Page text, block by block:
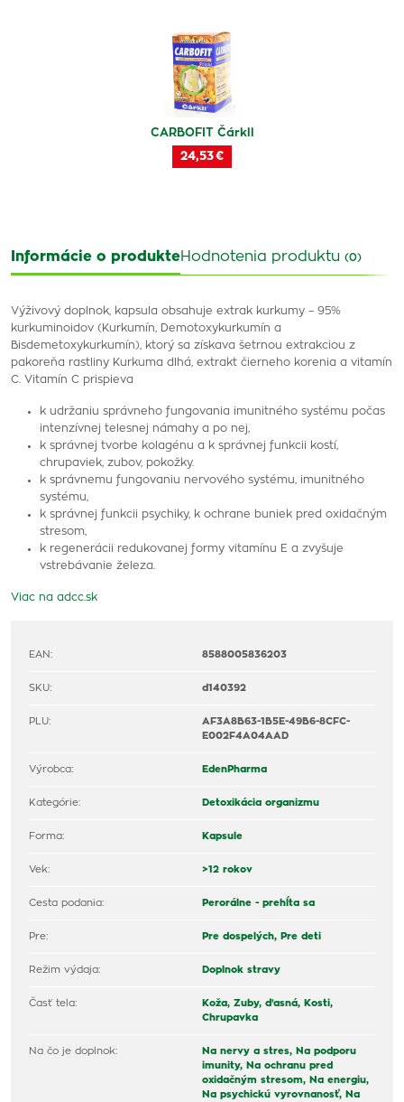
CARBOFIT Čárkll
24,53 €
Informácie o produkteHodnotenia produktu (0)
Výživový doplnok, kapsula obsahuje extrak kurkumy – 95%
kurkuminoidov (Kurkumín, Demotoxykurkumín a
Bisdemetoxykurkumín), ktorý sa získava šetrnou extrakciou z
pakoreňa rastliny Kurkuma dlhá, extrakt čierneho korenia a vitamín
C. Vitamín C prispieva
k udržaniu správneho fungovania imunitného systému počas
intenzívnej telesnej námahy a po nej,
k správnej tvorbe kolagénu a k správnej funkcii kostí,
chrupaviek, zubov, pokožky.
k správnemu fungovaniu nervového systému, imunitného
systému,
k správnej funkcii psychiky, k ochrane buniek pred oxidačným
stresom,
k regenerácii redukovanej formy vitamínu E a zvyšuje
vstrebávanie železa.
Viac na adcc.sk
EAN: 8588005836203
SKU: d140392
PLU:
AF3A8B63-1B5E-49B6-8CFC-
E002F4A04AAD
Výrobca: EdenPharma
Kategórie: Detoxikácia organizmu
Forma: Kapsule
Vek: >12 rokov
Cesta podania: Perorálne - prehĺta sa
Pre: Pre dospelých, Pre deti
Režim výdaja: Doplnok stravy
Časť tela: Koža, Zuby, ďasná, Kosti,
Chrupavka
Na čo je doplnok: Na nervy a stres, Na podporu
imunity, Na ochranu pred
oxidačným stresom, Na energiu,
Na psychickú vyrovnanosť, Na